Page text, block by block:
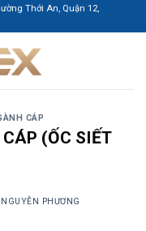
Thới An, Quận 12,
CÁP
CÁP (ỐC SIẾT
NGUYỄN PHƯƠNG